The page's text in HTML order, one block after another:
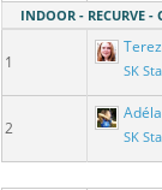
INDOOR - RECURVE -
1 SK
2 SK